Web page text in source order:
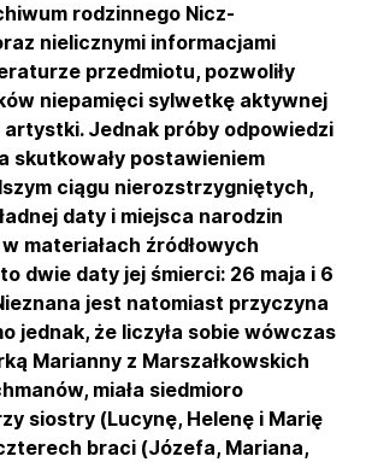
rodzinnego Nicz-
nielicznymi informacjami
przedmiotu, pozwoliły
niepamięci sylwetkę aktywnej
artystki. Jednak próby odpowiedzi
skutkowały postawieniem
ciągu nierozstrzygniętych,
daty i miejsca narodzin
materiałach źródłowych
dwie daty jej śmierci: 26 maja i 6
jest natomiast przyczyna
jednak, że liczyła sobie wówczas
Marianny z Marszałkowskich
miała siedmioro
siostry (Lucynę, Helenę i Marię
braci (Józefa, Mariana,